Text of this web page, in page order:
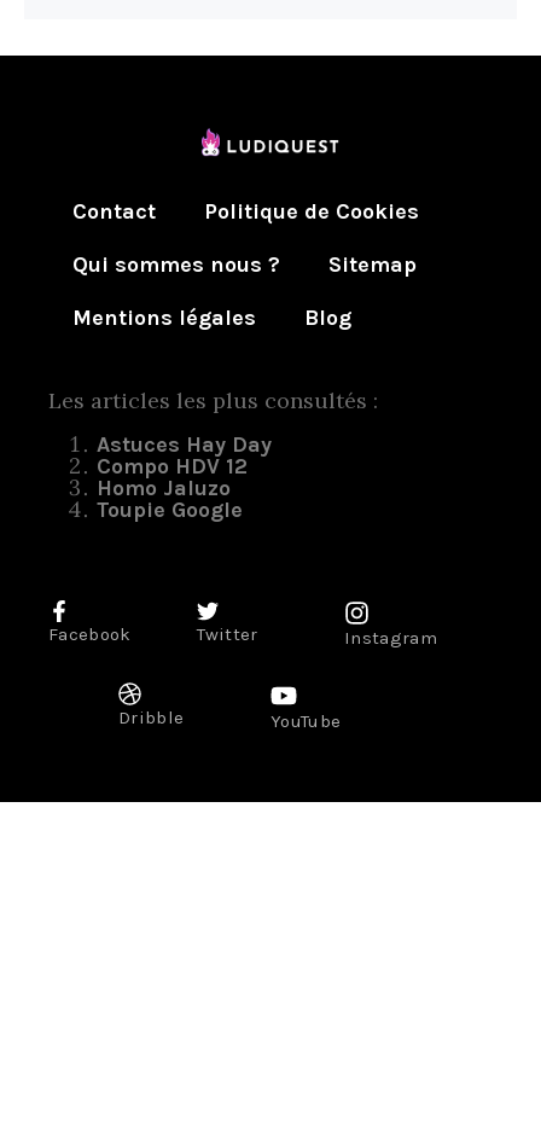
Contact
Politique de Cookies
Qui sommes nous ?
Sitemap
Mentions légales
Blog
Les articles les plus consultés :
Astuces Hay Day
Compo HDV 12
Homo Jaluzo
Toupie Google
Facebook Twitter Instagram
Dribble YouTube